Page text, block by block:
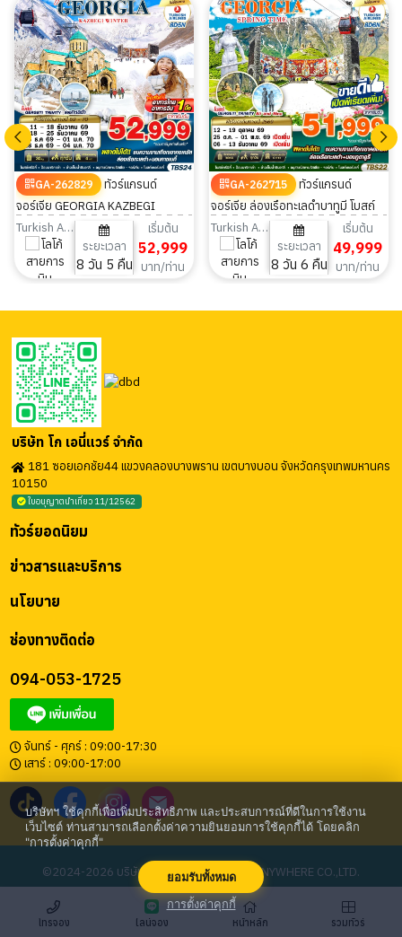
GA-262829
ทัวร์แกรนด์
จอร์เจีย GEORGIA KAZBEGI
WINTER 8วัน 5คืน
Turkish Airlines
ระยะเวลา
8 วัน 5 คืน
เริ่มต้น
52,999
บาท/ท่าน
GA-262715
ทัวร์แกรนด์
จอร์เจีย ล่องเรือทะเลดำบาทูมี โบสถ์
เกอร์เกตี้ 8วัน 6คืน
Turkish Airlines
ระยะเวลา
8 วัน 6 คืน
เริ่มต้น
49,999
บาท/ท่าน
บริษัท โก เอนี่แวร์ จำกัด
181 ซอยเอกชัย44 แขวงคลองบางพราน เขตบางบอน จังหวัดกรุงเทพมหานคร
10150
ใบอนุญาตนำเที่ยว 11/12562
ช่องทางติดต่อ
094-053-1725
จันทร์ - ศุกร์ : 09:00-17:30
เสาร์ : 09:00-17:00
นโยบาย
ข่าวสารและบริการ
ทัวร์ยอดนิยม
©2024-2026 บริษัท โก เอนี่แวร์ จำกัด | GO ANYWHERE CO.,LTD.
โทรจอง ไลน์จอง หน้าหลัก รวมทัวร์
บริษัทฯ ใช้คุกกี้เพื่อเพิ่มประสิทธิภาพ และประสบการณ์ที่ดีในการใช้งาน
เว็บไซต์ ท่านสามารถเลือกตั้งค่าความยินยอมการใช้คุกกี้ได้ โดยคลิก
"การตั้งค่าคุกกี้"
ยอมรับทั้งหมด
การตั้งค่าคุกกี้